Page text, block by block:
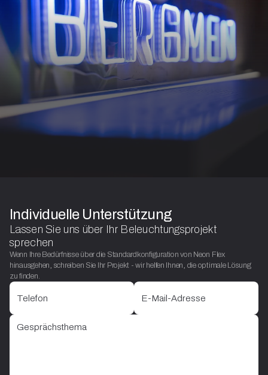
Individuelle Unterstützung
Lassen Sie uns über Ihr Beleuchtungsprojekt
sprechen
Wenn Ihre Bedürfnisse über die Standardkonfiguration von Neon Flex
hinausgehen, schreiben Sie Ihr Projekt - wir helfen Ihnen, die optimale Lösung
zu finden.